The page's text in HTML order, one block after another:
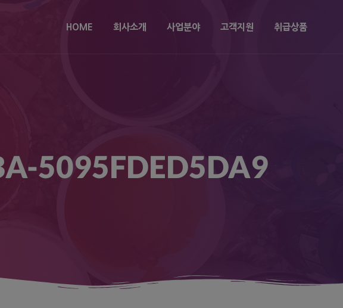
HOME 회사소개 사업분야 고객지원 취급상품
5095FDED5DA9